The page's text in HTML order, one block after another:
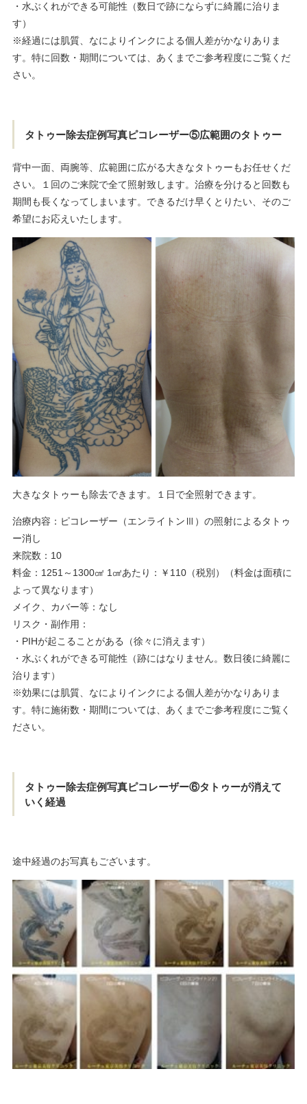
・水ぶくれができる可能性（数日で跡にならずに綺麗に治りま
す）
※経過には肌質、なによりインクによる個人差がかなりありま
す。特に回数・期間については、あくまでご参考程度にご覧くだ
さい。
タトゥー除去症例写真ピコレーザー⑤広範囲のタトゥー
背中一面、両腕等、広範囲に広がる大きなタトゥーもお任せくだ
さい。１回のご来院で全て照射致します。治療を分けると回数も
期間も長くなってしまいます。できるだけ早くとりたい、そのご
希望にお応えいたします。
大きなタトゥーも除去できます。１日で全照射できます。
治療内容：ピコレーザー（エンライトンⅢ）の照射によるタトゥ
ー消し
来院数：10
料金：1251～1300㎠ 1㎠あたり：￥110（税別）（料金は面積に
よって異なります）
メイク、カバー等：なし
リスク・副作用：
・PIHが起こることがある（徐々に消えます）
・水ぶくれができる可能性（跡にはなりません。数日後に綺麗に
治ります）
※効果には肌質、なによりインクによる個人差がかなりありま
す。特に施術数・期間については、あくまでご参考程度にご覧く
ださい。
タトゥー除去症例写真ピコレーザー⑥タトゥーが消えて
いく経過
途中経過のお写真もございます。